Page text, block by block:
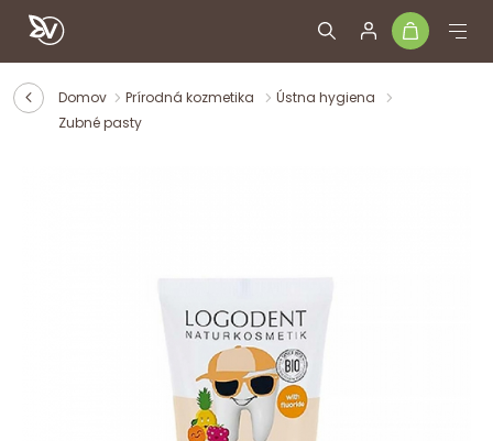
Domov Prírodná kozmetika
Ústna hygiena
Zubné pasty